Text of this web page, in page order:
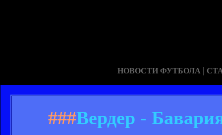
НОВОСТИ ФУТБОЛА |
###Вердер -